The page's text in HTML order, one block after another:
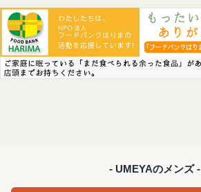
- UMEYAのメンズ -